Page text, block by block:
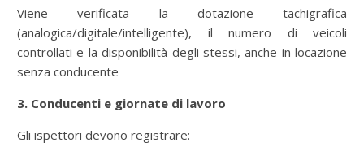
Viene verificata la dotazione tachigrafica
(analogica/digitale/intelligente), il numero di veicoli
controllati e la disponibilità degli stessi, anche in locazione
senza conducente
3. Conducenti e giornate di lavoro
Gli ispettori devono registrare: